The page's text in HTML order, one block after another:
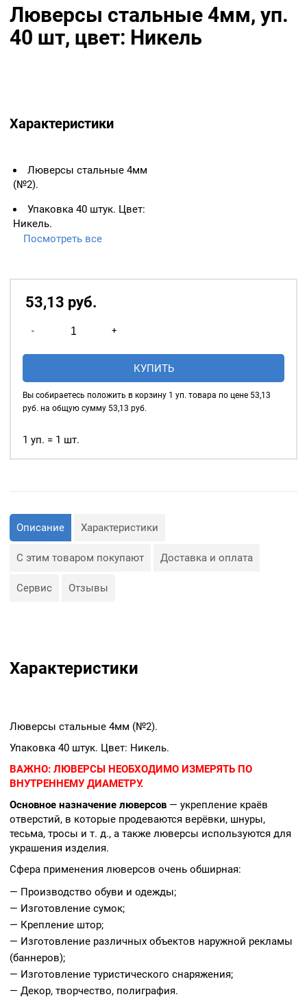
Люверсы стальные 4мм, уп.
40 шт, цвет: Никель
Характеристики
Люверсы стальные 4мм
(№2).
Упаковка 40 штук. Цвет:
Никель.
ВАЖНО:
ПО ВНУТРЕННЕМУ
люверсов
— укрепление
продеваются верёвки,
шнуры, тесьма, тросы и т.
используются для
Сфера применения
люверсов очень обширная:
объектов наружной
рекламы (баннеров);
— Изготовление
туристического
— Декор, творчество,
полиграфия.
Посмотреть все
53,13 руб.
-
товара
Люверсы
уп.
шт,
+
КУПИТЬ
Вы собираетесь положить в корзину 1 уп. товара по цене 53,13
руб. на общую сумму 53,13 руб.
1 уп. = 1 шт.
Описание Характеристики
С этим товаром покупают Доставка и оплата
Сервис Отзывы
Характеристики
Люверсы стальные 4мм (№2).
Упаковка 40 штук. Цвет: Никель.
ВАЖНО: ЛЮВЕРСЫ НЕОБХОДИМО ИЗМЕРЯТЬ ПО
ВНУТРЕННЕМУ ДИАМЕТРУ.
Основное назначение люверсов — укрепление краёв
отверстий, в которые продеваются верёвки, шнуры,
тесьма, тросы и т. д., а также люверсы используются для
украшения изделия.
Сфера применения люверсов очень обширная:
— Производство обуви и одежды;
— Изготовление сумок;
— Крепление штор;
— Изготовление различных объектов наружной рекламы
(баннеров);
— Изготовление туристического снаряжения;
— Декор, творчество, полиграфия.